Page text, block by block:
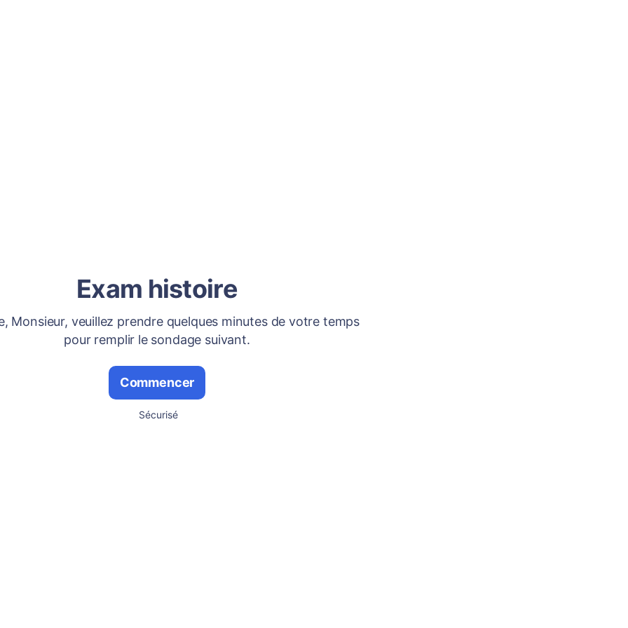
Exam histoire
Monsieur, veuillez prendre quelques minutes de votre temps
pour remplir le sondage suivant.
Commencer
Sécurisé